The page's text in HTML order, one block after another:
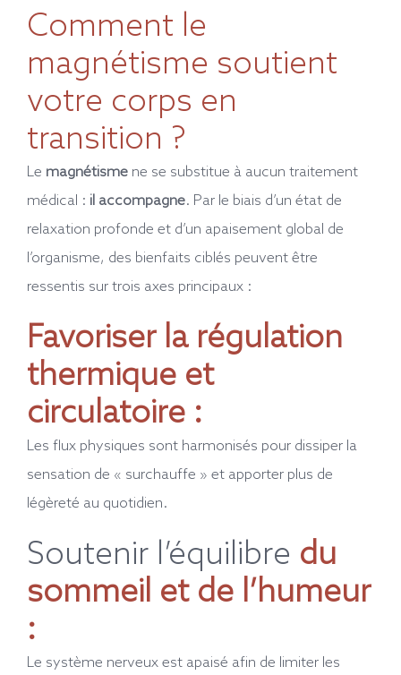
Comment le
magnétisme soutient
votre corps en
transition ?
Le magnétisme ne se substitue à aucun traitement
médical : il accompagne. Par le biais d’un état de
relaxation profonde et d’un apaisement global de
l’organisme, des bienfaits ciblés peuvent être
ressentis sur trois axes principaux :
Favoriser la régulation
thermique et
circulatoire :
Les flux physiques sont harmonisés pour dissiper la
sensation de « surchauffe » et apporter plus de
légèreté au quotidien.
Soutenir l’équilibre du
sommeil et de l’humeur
:
Le système nerveux est apaisé afin de limiter les